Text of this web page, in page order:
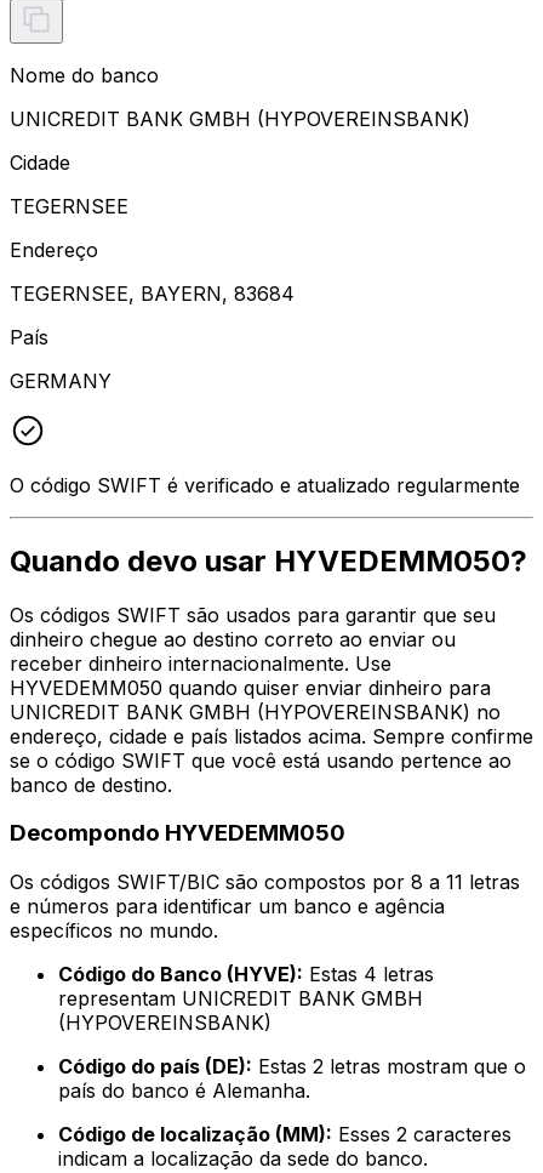
Nome do banco
UNICREDIT BANK GMBH (HYPOVEREINSBANK)
Cidade
TEGERNSEE
Endereço
TEGERNSEE, BAYERN, 83684
País
GERMANY
O código SWIFT é verificado e atualizado regularmente
Quando devo usar HYVEDEMM050?
Os códigos SWIFT são usados para garantir que seu
dinheiro chegue ao destino correto ao enviar ou
receber dinheiro internacionalmente. Use
HYVEDEMM050 quando quiser enviar dinheiro para
UNICREDIT BANK GMBH (HYPOVEREINSBANK) no
endereço, cidade e país listados acima. Sempre confirme
se o código SWIFT que você está usando pertence ao
banco de destino.
Decompondo HYVEDEMM050
Os códigos SWIFT/BIC são compostos por 8 a 11 letras
e números para identificar um banco e agência
específicos no mundo.
Código do Banco (HYVE): Estas 4 letras
representam UNICREDIT BANK GMBH
(HYPOVEREINSBANK)
Código do país (DE): Estas 2 letras mostram que o
país do banco é Alemanha.
Código de localização (MM): Esses 2 caracteres
indicam a localização da sede do banco.